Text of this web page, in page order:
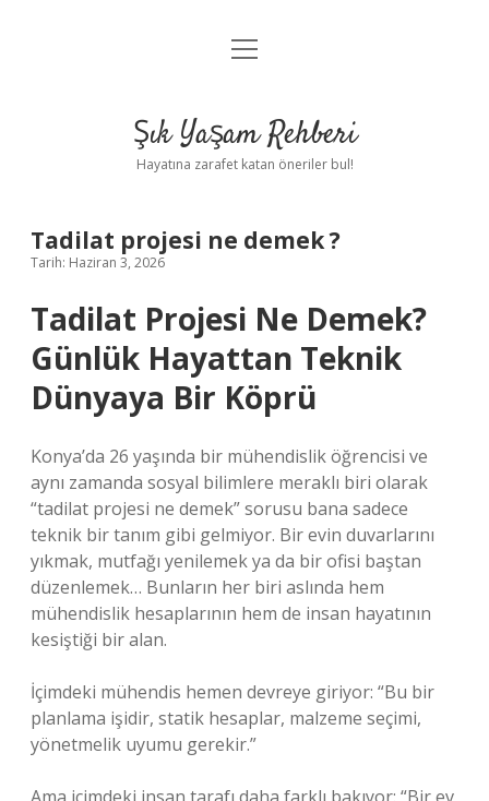
Anasayfa
Yasal Uyarı
menüyü
Şık Yaşam Rehberi
Hayatına zarafet katan öneriler bul!
Tadilat projesi ne demek ?
Tarih: Haziran 3, 2026
Tadilat Projesi Ne Demek?
Günlük Hayattan Teknik
Dünyaya Bir Köprü
Konya’da 26 yaşında bir mühendislik öğrencisi ve
aynı zamanda sosyal bilimlere meraklı biri olarak
“tadilat projesi ne demek” sorusu bana sadece
teknik bir tanım gibi gelmiyor. Bir evin duvarlarını
yıkmak, mutfağı yenilemek ya da bir ofisi baştan
düzenlemek… Bunların her biri aslında hem
mühendislik hesaplarının hem de insan hayatının
kesiştiği bir alan.
İçimdeki mühendis hemen devreye giriyor: “Bu bir
planlama işidir, statik hesaplar, malzeme seçimi,
yönetmelik uyumu gerekir.”